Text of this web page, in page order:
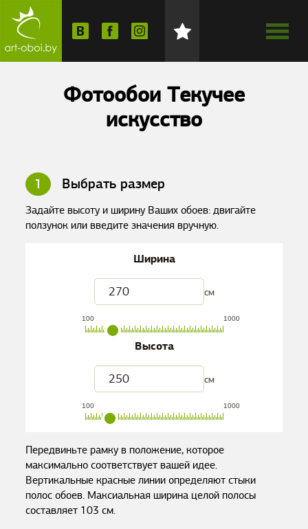
Фотообои Текучее
искусство
1 Выбрать размер
Задайте высоту и ширину Ваших обоев: двигайте
ползунок или введите значения вручную.
Ширина
см
100 1000
Высота
см
100 1000
Передвиньте рамку в положение, которое
максимально соответствует вашей идее.
Вертикальные красные линии определяют стыки
полос обоев. Максиальная ширина целой полосы
составляет 103 см.